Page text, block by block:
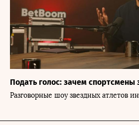
Подать голос: зачем спортсмены
Разговорные шоу звездных атлетов